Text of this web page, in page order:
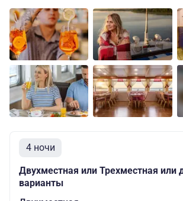
4 ночи
Двухместная или Трехместная или
варианты